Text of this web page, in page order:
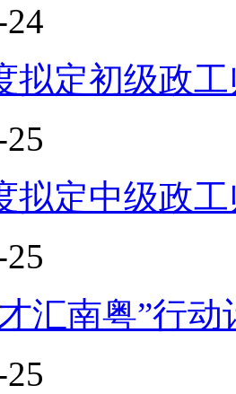
拟定初级政
拟定中级政
汇南粤”行